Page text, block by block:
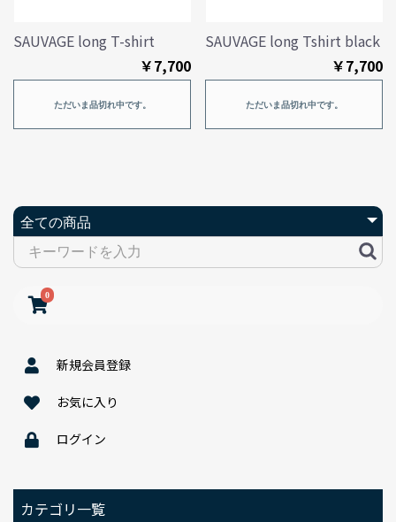
0
新規会員登録
お気に入り
ログイン
カテゴリ一覧
SAUVAGE long T-shirt
￥7,700
ただいま品切れ中です。
SAUVAGE long Tshirt black
￥7,700
ただいま品切れ中です。